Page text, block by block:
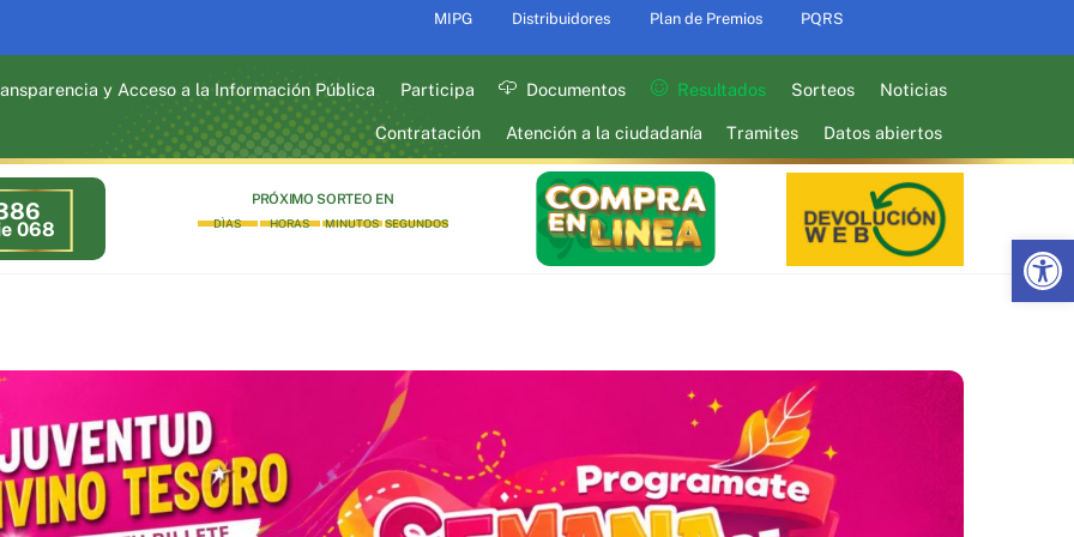
Abrir barra de herramientas
MIPG Distribuidores Plan de Premios PQRS
y Acceso a la Información Pública Participa Documentos Resultados Sorteos Noticias
Contratación Atención a la ciudadanía Tramites Datos abiertos
068
PRÓXIMO SORTEO EN
DÌAS HORAS MINUTOS SEGUNDOS